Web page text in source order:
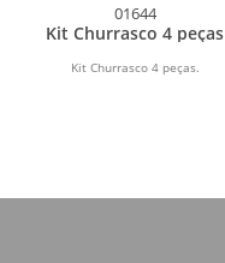
01644
Kit Churrasco 4 peças
Kit Churrasco 4 peças.